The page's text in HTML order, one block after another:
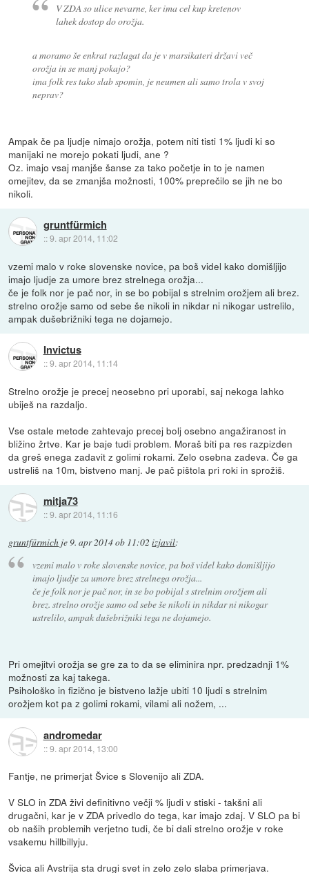
V ZDA so ulice nevarne, ker ima cel kup kretenov
lahek dostop do orožja.
a moramo še enkrat razlagat da je v marsikateri državi več
orožja in se manj pokajo?
ima folk res tako slab spomin, je neumen ali samo trola v svoj
neprav?
Ampak če pa ljudje nimajo orožja, potem niti tisti 1% ljudi ki so
manijaki ne morejo pokati ljudi, ane ?
Oz. imajo vsaj manjše šanse za tako početje in to je namen
omejitev, da se zmanjša možnosti, 100% preprečilo se jih ne bo
nikoli.
gruntfürmich
::9. apr 2014, 11:02
vzemi malo v roke slovenske novice, pa boš videl kako domišljijo
imajo ljudje za umore brez strelnega orožja...
če je folk nor je pač nor, in se bo pobijal s strelnim orožjem ali brez.
strelno orožje samo od sebe še nikoli in nikdar ni nikogar ustrelilo,
ampak dušebrižniki tega ne dojamejo.
Invictus
::9. apr 2014, 11:14
Strelno orožje je precej neosebno pri uporabi, saj nekoga lahko
ubiješ na razdaljo.
Vse ostale metode zahtevajo precej bolj osebno angažiranost in
bližino žrtve. Kar je baje tudi problem. Moraš biti pa res razpizden
da greš enega zadavit z golimi rokami. Zelo osebna zadeva. Če ga
ustreliš na 10m, bistveno manj. Je pač pištola pri roki in sprožiš.
mitja73
::9. apr 2014, 11:16
gruntfürmich je9. apr 2014 ob 11:02 izjavil:
vzemi malo v roke slovenske novice, pa boš videl kako domišljijo
imajo ljudje za umore brez strelnega orožja...
če je folk nor je pač nor, in se bo pobijal s strelnim orožjem ali
brez. strelno orožje samo od sebe še nikoli in nikdar ni nikogar
ustrelilo, ampak dušebrižniki tega ne dojamejo.
Pri omejitvi orožja se gre za to da se eliminira npr. predzadnji 1%
možnosti za kaj takega.
Psihološko in fizično je bistveno lažje ubiti 10 ljudi s strelnim
orožjem kot pa z golimi rokami, vilami ali nožem, ...
andromedar
::9. apr 2014, 13:00
Fantje, ne primerjat Švice s Slovenijo ali ZDA.
V SLO in ZDA živi definitivno večji % ljudi v stiski - takšni ali
drugačni, kar je v ZDA privedlo do tega, kar imajo zdaj. V SLO pa bi
ob naših problemih verjetno tudi, če bi dali strelno orožje v roke
vsakemu hillbillyju.
Švica ali Avstrija sta drugi svet in zelo zelo slaba primerjava.